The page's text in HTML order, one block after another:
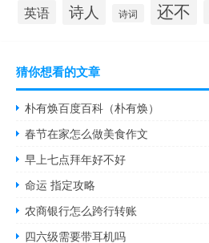
英语 诗人 诗词 还不
猜你想看的文章
朴有焕百度百科（朴有焕）
春节在家怎么做美食作文
早上七点拜年好不好
命运 指定攻略
农商银行怎么跨行转账
四六级需要带耳机吗